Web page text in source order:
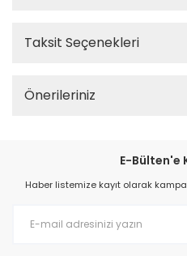
Taksit Seçenekleri
Önerileriniz
E-Bülten'e
Haber listemize kayıt olarak